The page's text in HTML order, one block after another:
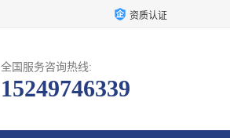
资质认证
全国服务咨询热线:
15249746339